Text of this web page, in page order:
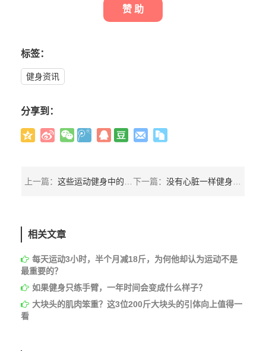
赞 助
标签：
健身资讯
分享到：
上一篇： 这些运动健身中的开挂集锦真是百看不厌，有一样的吗？ 下一篇： 没有心脏一样健身，当你遇到困难想放弃，看看他吧
相关文章
每天运动3小时，半个月减18斤，为何他却认为运动不是
最重要的？
如果健身只练手臂，一年时间会变成什么样子？
大块头的肌肉笨重？这3位200斤大块头的引体向上值得一
看